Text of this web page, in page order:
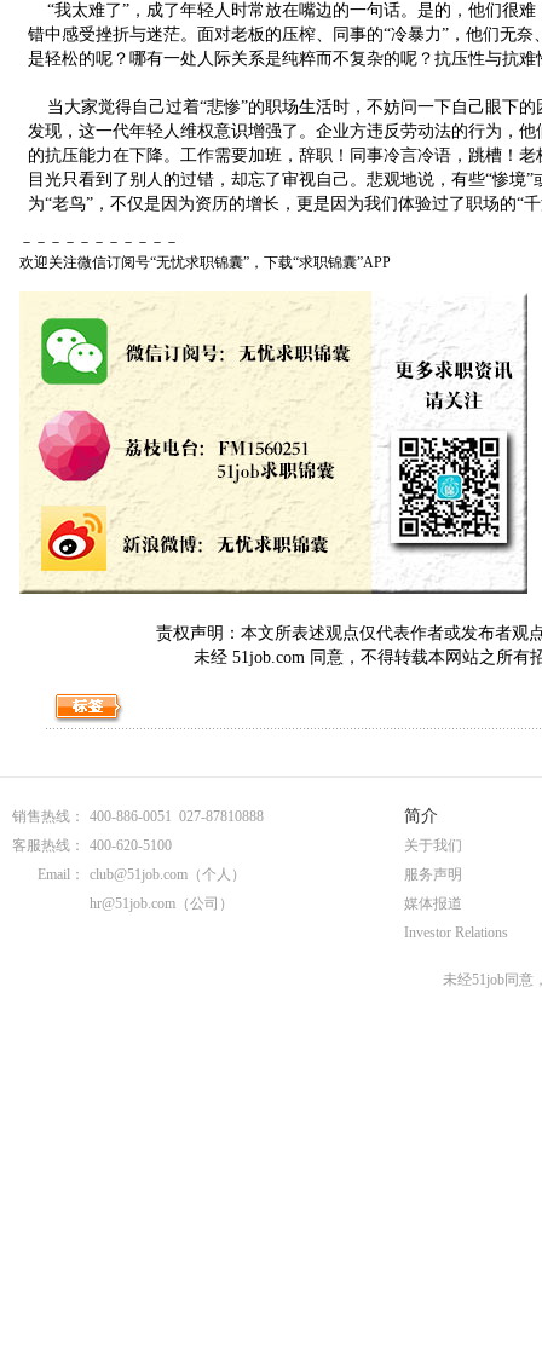
“我太难了”，成了年轻人时常放在嘴边的一句话。是的，他们很
错中感受挫折与迷茫。面对老板的压榨、同事的“冷暴力”，他们无
是轻松的呢？哪有一处人际关系是纯粹而不复杂的呢？抗压性与抗
当大家觉得自己过着“悲惨”的职场生活时，不妨问一下自己眼下
发现，这一代年轻人维权意识增强了。企业方违反劳动法的行为，他
的抗压能力在下降。工作需要加班，辞职！同事冷言冷语，跳槽！
目光只看到了别人的过错，却忘了审视自己。悲观地说，有些“惨境
为“老鸟”，不仅是因为资历的增长，更是因为我们体验过了职场的“
－－－－－－－－－－－
欢迎关注微信订阅号“无忧求职锦囊”，下载“求职锦囊”APP
责权声明：本文所表述观点仅代表作者或发布者观
未经 51job.com 同意，不得转载本网站之所有
销售热线：
400-886-0051 027-87810888
客服热线：
400-620-5100
Email：
club@51job.com （个人）
hr@51job.com （公司）
简介
关于我们
服务声明
媒体报道
Investor Relations
未经51job同意